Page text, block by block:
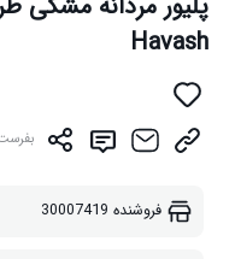
Havash
فروشنده 30007419